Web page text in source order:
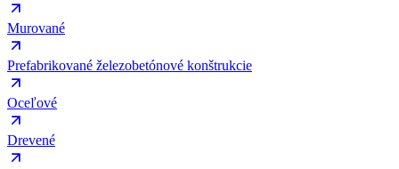
Murované
Prefabrikované železobetónové konštrukcie
Oceľové
Drevené